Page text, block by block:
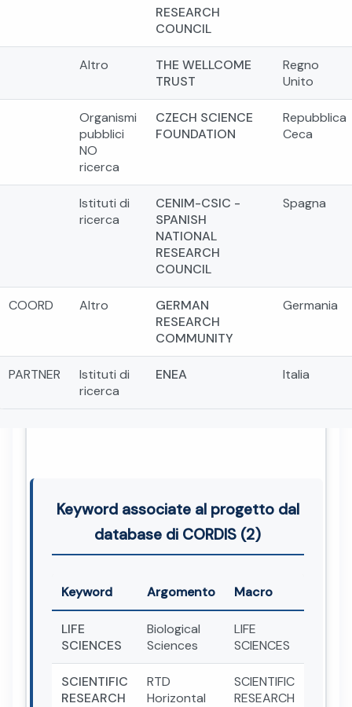
RESEARCH
COUNCIL
Altro
THE WELLCOME
TRUST
Regno
Unito
Organismi
pubblici
NO
ricerca
CZECH SCIENCE
FOUNDATION
Repubblica
Ceca
Istituti di
ricerca
CENIM-CSIC -
SPANISH
NATIONAL
RESEARCH
COUNCIL
Spagna
COORD Altro
GERMAN
RESEARCH
COMMUNITY
Germania
PARTNER
Istituti di
ricerca
ENEA Italia
Keyword associate al progetto dal
database di CORDIS (2)
Keyword Argomento Macro
LIFE
SCIENCES
Biological
Sciences
LIFE
SCIENCES
SCIENTIFIC
RESEARCH
RTD
Horizontal
SCIENTIFIC
RESEARCH